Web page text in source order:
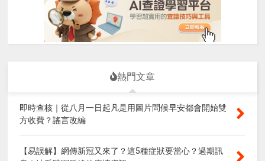
熱門文章
即時查核｜從八月一日起凡是用圖片問候早安都會開始雙
方收費？謠言改編
【易誤解】網傳新冠又來了？這5種症狀要當心？過期訊